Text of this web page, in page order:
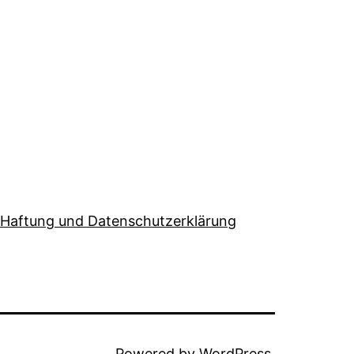
Haftung und Datenschutzerklärung